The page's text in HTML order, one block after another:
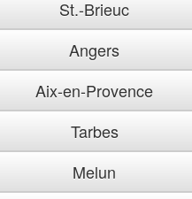
St.-Brieuc
Angers
Aix-en-Provence
Tarbes
Melun